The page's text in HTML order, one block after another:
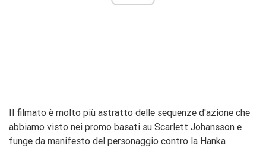
Il filmato è molto più astratto delle sequenze d'azione che
abbiamo visto nei promo basati su Scarlett Johansson e
funge da manifesto del personaggio contro la Hanka